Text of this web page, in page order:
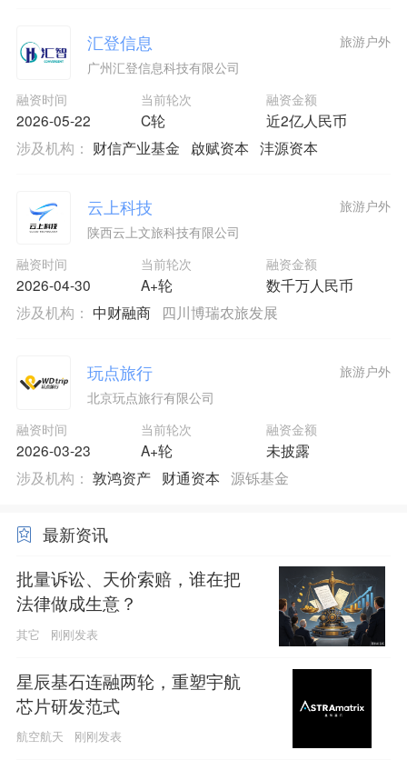
汇登信息
广州汇登信息科技有限公司
融资时间
2026-05-22
当前轮次
C轮
融资金额
近2亿人民币
旅游户外
涉及机构： 财信产业基金 啟赋资本 沣源资本
云上科技
陕西云上文旅科技有限公司
融资时间
2026-04-30
当前轮次
A+轮
融资金额
数千万人民币
旅游户外
涉及机构： 中财融商 四川博瑞农旅发展
玩点旅行
北京玩点旅行有限公司
融资时间
2026-03-23
当前轮次
A+轮
融资金额
未披露
旅游户外
涉及机构： 敦鸿资产 财通资本 源铄基金
最新资讯
批量诉讼、天价索赔，谁在把
法律做成生意？
其它 刚刚发表
星辰基石连融两轮，重塑宇航
芯片研发范式
航空航天 刚刚发表